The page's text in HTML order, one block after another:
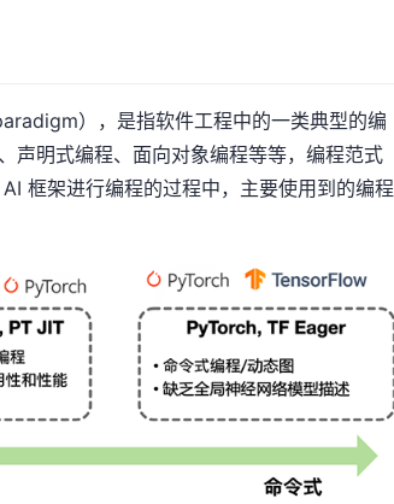
），是指软件工程中的一类典型的编
声明式编程、面向对象编程等等，编程范式
框架进行编程的过程中，主要使用到的编程